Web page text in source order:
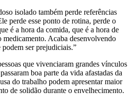
isolado também perde referências
perde esse ponto de rotina, perde o
é a hora da comida, que é a hora de
medicamento. Acaba desenvolvendo
ser prejudiciais.”
que vivenciaram grandes vínculos
boa parte da vida afastadas da
do trabalho podem apresentar maior
de solidão durante o envelhecimento.